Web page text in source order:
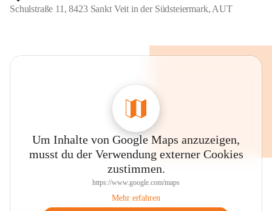
Schulstraße 11, 8423 Sankt Veit in der Südsteiermark, AUT
Um Inhalte von Google Maps anzuzeigen,
musst du der Verwendung externer Cookies
zustimmen.
https://www.google.com/maps
Mehr erfahren